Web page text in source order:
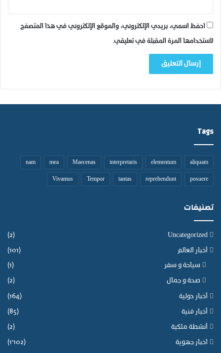
احفظ اسمي، بريدي الإلكتروني، والموقع الإلكتروني في هذا المتصفح
لاستخدامها المرة المقبلة في تعليقي.
Tags
aliquam
elementum
interpretaris
Maecenas
mea
nam
posuere
reprehendunt
tantas
Tempor
Vivamus
تصنيفات
Uncategorized
(2)
أخبار العالم (101)
سياحة و سفر (1)
صحة و جمال (2)
أخبار دولية (164)
أخبار فنية (85)
أنشطة ملكية (2)
اخبار جهوية (1٬102)